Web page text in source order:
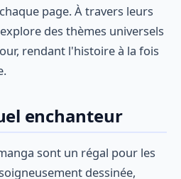
page. À travers leurs
des thèmes universels
rendant l'histoire à la fois
enchanteur
sont un régal pour les
dessinée,